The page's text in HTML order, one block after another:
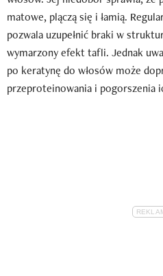
matowe, plączą się i łamią.
pozwala uzupełnić braki w
wymarzony efekt tafli. Jednak
po keratynę do włosów może
przeproteinowania i pogorszenia